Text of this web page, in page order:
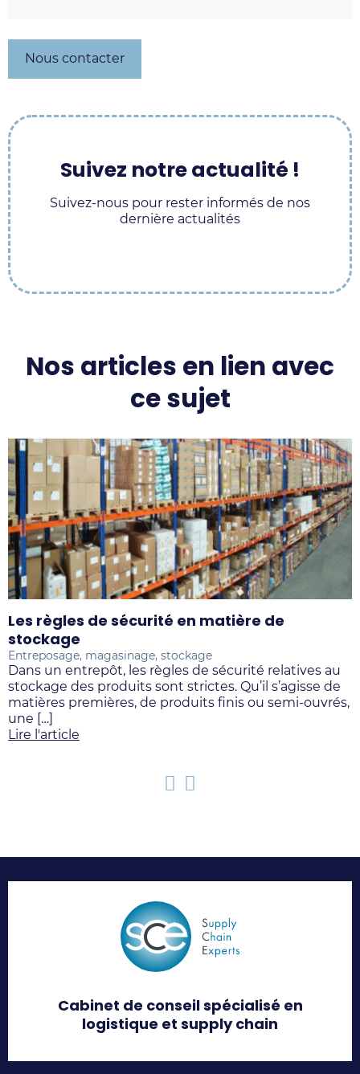
Nous contacter
Suivez notre actualité !
Suivez-nous pour rester informés de nos
dernière actualités
Chain
sur
LinkedIn
Chain
sur
Facebook
Chain
sur
Instagram
Chain
sur
Youtube
Nos articles en lien avec
ce sujet
Les règles de sécurité en matière de
stockage
Entreposage, magasinage, stockage
Dans un entrepôt, les règles de sécurité relatives au
stockage des produits sont strictes. Qu’il s’agisse de
matières premières, de produits finis ou semi-ouvrés,
une […]
Lire l'article
Précédent
Suivant
Cabinet de conseil spécialisé en
logistique et supply chain